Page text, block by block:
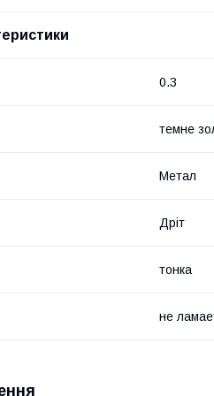
0.3
темне
Метал
Дріт
тонка
не